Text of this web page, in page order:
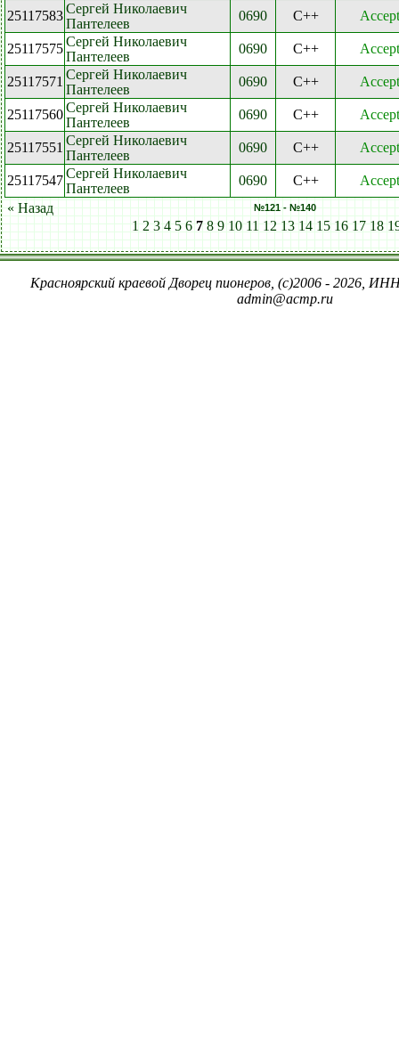
25117583 Сергей Николаевич
Пантелеев
0690 C++
25117575 Сергей Николаевич
Пантелеев
0690 C++
25117571 Сергей Николаевич
Пантелеев
0690 C++
25117560 Сергей Николаевич
Пантелеев
0690 C++
25117551 Сергей Николаевич
Пантелеев
0690 C++
25117547 Сергей Николаевич
Пантелеев
0690 C++
« Назад
№121 - №140
1 2 3 4 5 6 7 8 9 10 11 12 13 14 15 16 17 18
Красноярский краевой Дворец пионеров, (c)2006 - 2026,
admin@acmp.ru